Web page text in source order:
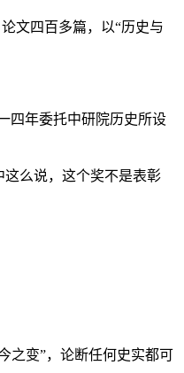
文四百多篇，以“历史与
四年委托中研院历史所设
么说，这个奖不是表彰
之变”，论断任何史实都可